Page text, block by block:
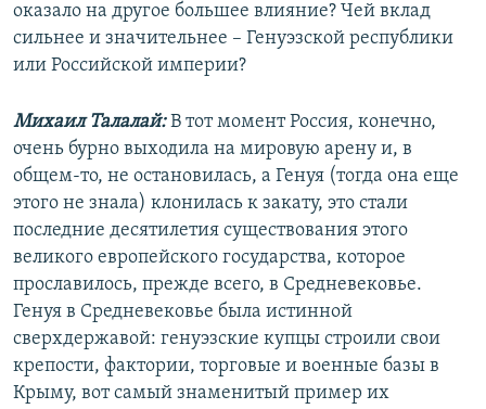
оказало на другое большее влияние? Чей вклад
сильнее и значительнее – Генуэзской республики
или Российской империи?
Михаил Талалай:В тот момент Россия, конечно,
очень бурно выходила на мировую арену и, в
общем-то, не остановилась, а Генуя (тогда она еще
этого не знала) клонилась к закату, это стали
последние десятилетия существования этого
великого европейского государства, которое
прославилось, прежде всего, в Средневековье.
Генуя в Средневековье была истинной
сверхдержавой: генуэзские купцы строили свои
крепости, фактории, торговые и военные базы в
Крыму, вот самый знаменитый пример их